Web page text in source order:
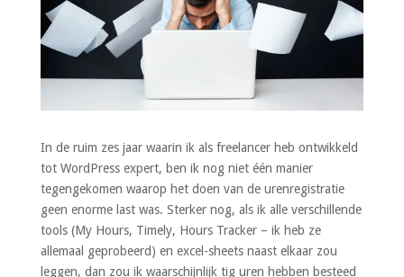
In de ruim zes jaar waarin ik als freelancer heb ontwikkeld
tot WordPress expert, ben ik nog niet één manier
tegengekomen waarop het doen van de urenregistratie
geen enorme last was. Sterker nog, als ik alle verschillende
tools (My Hours, Timely, Hours Tracker – ik heb ze
allemaal geprobeerd) en excel-sheets naast elkaar zou
leggen, dan zou ik waarschijnlijk tig uren hebben besteed